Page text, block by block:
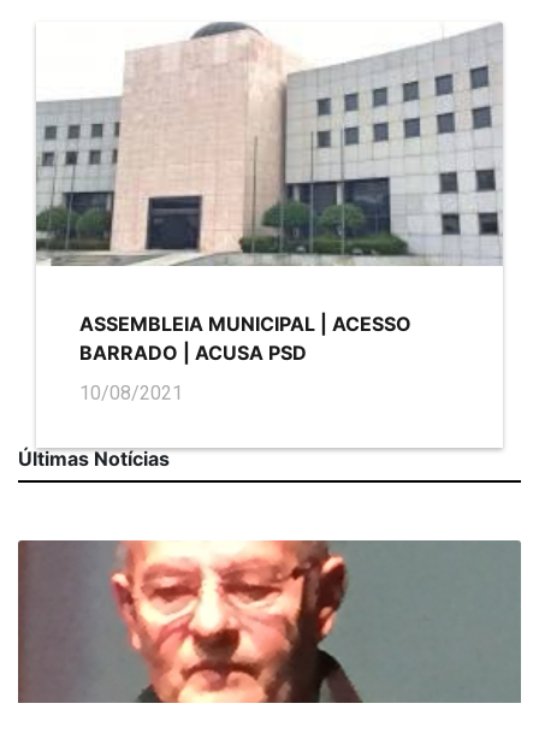
ASSEMBLEIA MUNICIPAL | ACESSO
BARRADO | ACUSA PSD
10/08/2021
Últimas Notícias